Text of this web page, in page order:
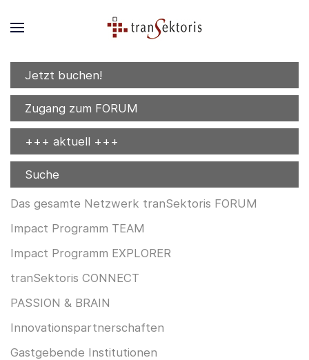
Jetzt buchen!
Zugang zum FORUM
+++ aktuell +++
Suche
Das gesamte Netzwerk tranSektoris FORUM
Impact Programm TEAM
Impact Programm EXPLORER
tranSektoris CONNECT
PASSION & BRAIN
Innovationspartnerschaften
Gastgebende Institutionen